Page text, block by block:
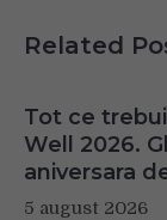
Related
Tot ce
Well 2026.
aniversara
5 august 2026